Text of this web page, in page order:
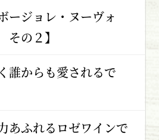
ージョレ・ヌーヴォ
の２】
誰からも愛されるで
あふれるロゼワインで